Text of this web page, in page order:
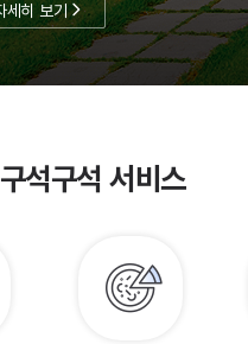
구석구석 서비스